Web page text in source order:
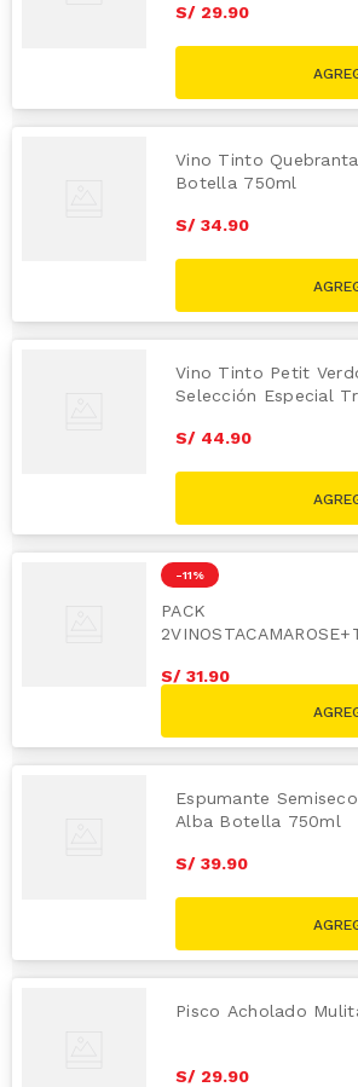
S/ 29.90
Vino Tinto
Botella 750ml
S/ 34.90
Vino Tinto Petit
Selección Especial
S/ 44.90
-11 %
PACK
S/ 31.90
Espumante
Alba Botella 750ml
S/ 39.90
Pisco Acholado
S/ 29.90